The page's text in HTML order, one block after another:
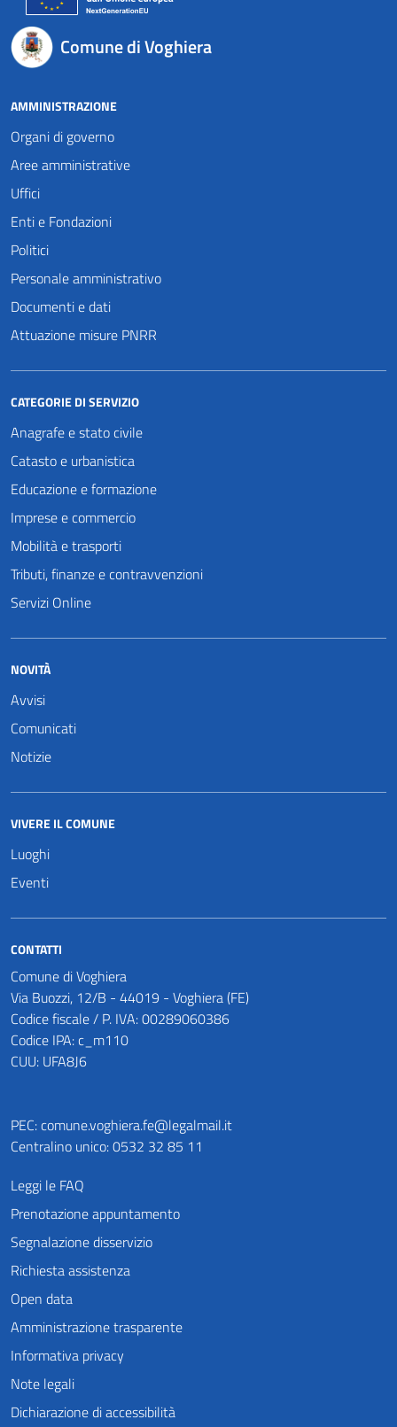
Comune di Voghiera
AMMINISTRAZIONE
Organi di governo
Aree amministrative
Uffici
Enti e Fondazioni
Politici
Personale amministrativo
Documenti e dati
Attuazione misure PNRR
CATEGORIE DI SERVIZIO
Anagrafe e stato civile
Catasto e urbanistica
Educazione e formazione
Imprese e commercio
Mobilità e trasporti
Tributi, finanze e contravvenzioni
Servizi Online
NOVITÀ
Avvisi
Comunicati
Notizie
VIVERE IL COMUNE
Luoghi
Eventi
CONTATTI
Comune di Voghiera
Via Buozzi, 12/B - 44019 - Voghiera (FE)
Codice fiscale / P. IVA: 00289060386
Codice IPA: c_m110
CUU: UFA8J6
PEC:comune.voghiera.fe@legalmail.it
Centralino unico: 0532 32 85 11
Leggi le FAQ
Prenotazione appuntamento
Segnalazione disservizio
Richiesta assistenza
Open data
Amministrazione trasparente
Informativa privacy
Note legali
Dichiarazione di accessibilità